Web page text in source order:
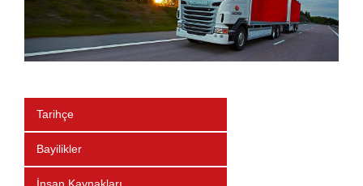
Tarihçe
Bayilikler